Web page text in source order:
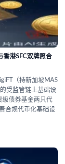
香港SFC双牌照合
（持新加坡MAS
受监管链上基础设
级债券基金两只代
合规代币化基础设